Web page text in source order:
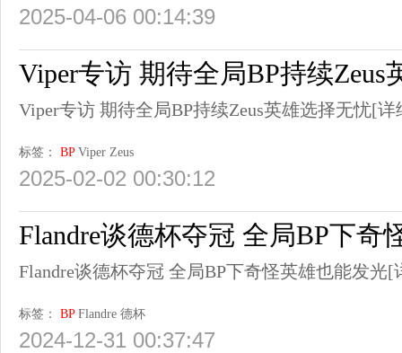
2025-04-06 00:14:39
Viper专访 期待全局BP持续Zeus
Viper专访 期待全局BP持续Zeus英雄选择无忧[详
标签： BP Viper Zeus
2025-02-02 00:30:12
Flandre谈德杯夺冠 全局BP下奇
Flandre谈德杯夺冠 全局BP下奇怪英雄也能发光[
标签： BP Flandre 德杯
2024-12-31 00:37:47